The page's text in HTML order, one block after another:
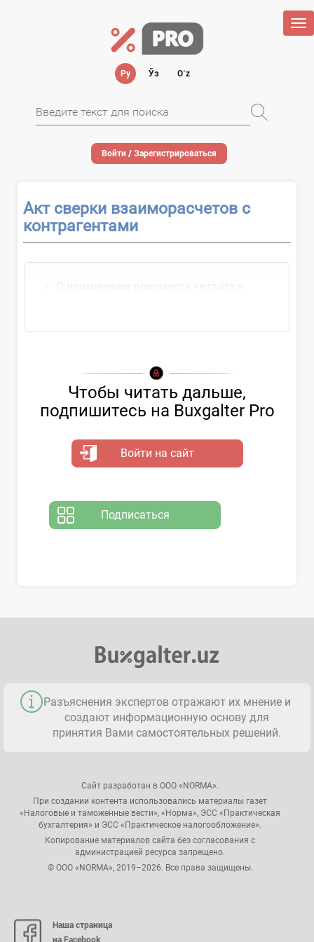
Ру Ўз Oʻz
Войти / Зарегистрироваться
Акт сверки взаиморасчетов с
контрагентами
Чтобы читать дальше,
подпишитесь на Buxgalter Pro
Войти на сайт
Подписаться
Разъяснения экспертов отражают их мнение и
создают информационную основу для
принятия Вами самостоятельных решений.
Сайт разработан в ООО «NORMA».
При создании контента использовались материалы газет
«Налоговые и таможенные вести», «Норма», ЭСС «Практическая
бухгалтерия» и ЭСС «Практическое налогообложение».
Копирование материалов сайта без согласования с
администрацией ресурса запрещено.
© ООО «NORMA», 2019–2026. Все права защищены.
Наша страница
на Facebook